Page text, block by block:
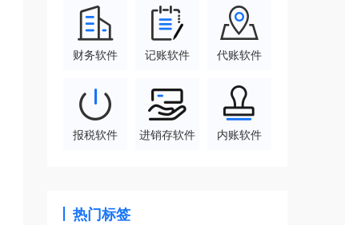
财务软件 记账软件 代账软件
报税软件 进销存软件 内账软件
热门标签